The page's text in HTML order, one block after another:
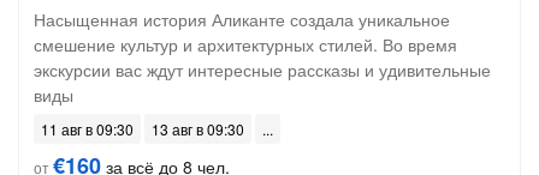
Насыщенная история Аликанте создала уникальное
смешение культур и архитектурных стилей. Во время
экскурсии вас ждут интересные рассказы и удивительные
виды
11 авг в 09:30
13 авг в 09:30
от€160 за всё до 8 чел.